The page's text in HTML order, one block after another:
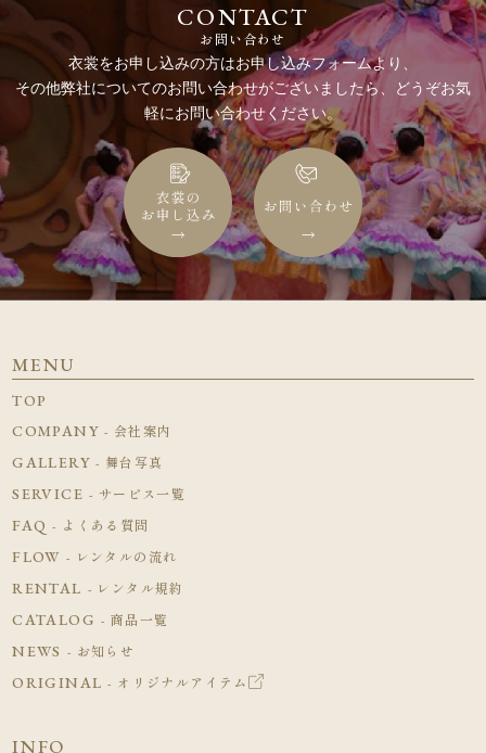
CONTACT
お問い合わせ
衣裳をお申し込みの方はお申し込みフォームより、
その他弊社についてのお問い合わせがございましたら、どうぞお気
軽にお問い合わせください。
MENU
TOP
COMPANY - 会社案内
GALLERY - 舞台写真
SERVICE - サービス一覧
FAQ - よくある質問
FLOW - レンタルの流れ
RENTAL - レンタル規約
CATALOG - 商品一覧
NEWS - お知らせ
ORIGINAL - オリジナルアイテム
INFO